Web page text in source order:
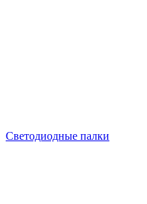
Светодиодные палки